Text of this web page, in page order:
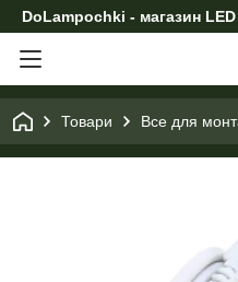
DoLampochki - магазин LED
Товари Все для